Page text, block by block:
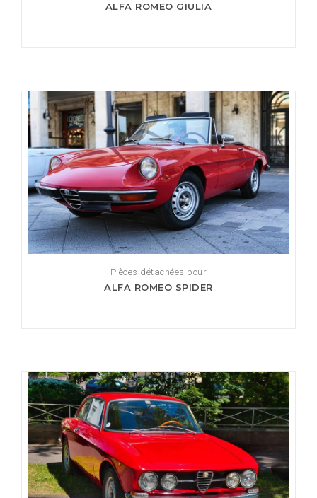
ALFA ROMEO GIULIA
Pièces détachées pour
ALFA ROMEO SPIDER